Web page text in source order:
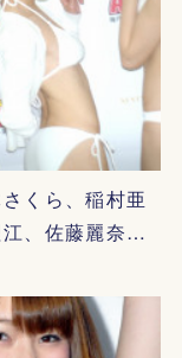
くら、稲村亜
江、佐藤麗奈…